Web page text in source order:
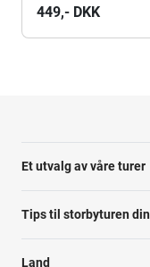
449,- DKK
Et utvalg av våre turer
Tips til storbyturen din
Land